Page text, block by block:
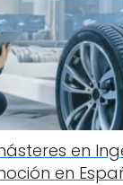
en
en